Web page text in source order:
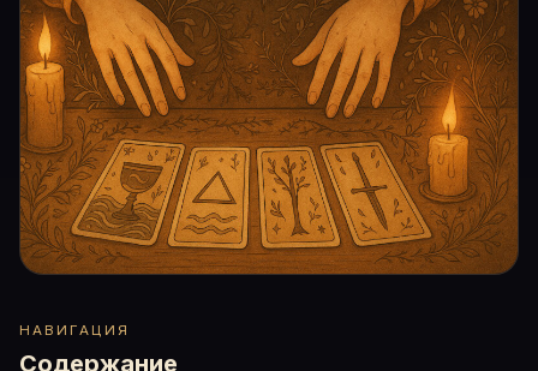
НАВИГАЦИЯ
Содержание